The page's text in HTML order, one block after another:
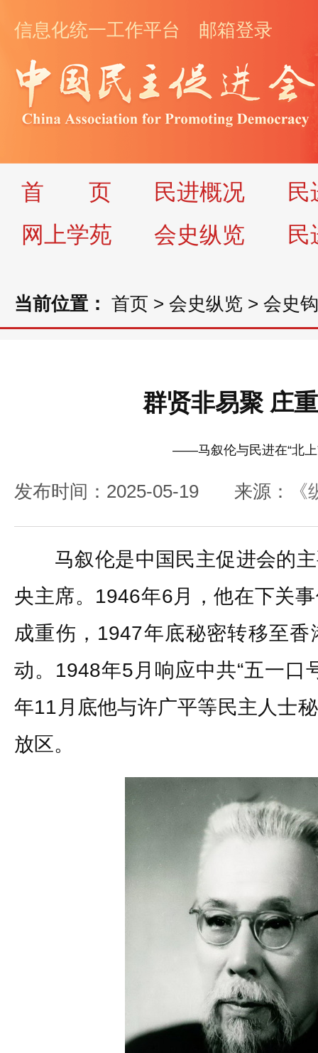
信息化统一工作平台 邮箱登录
首 页 民进概况
民
网上学苑
会史纵览 民
当前位置： 首页 > 会史纵览 > 会史
群贤非易聚 庄
——马叙伦与民进在“北上
发布时间：2025-05-19 来源：
马叙伦是中国民主促进会的主
央主席。1946年6月，他在下关
成重伤，1947年底秘密转移至
动。1948年5月响应中共“五一口
年11月底他与许广平等民主人士
放区。